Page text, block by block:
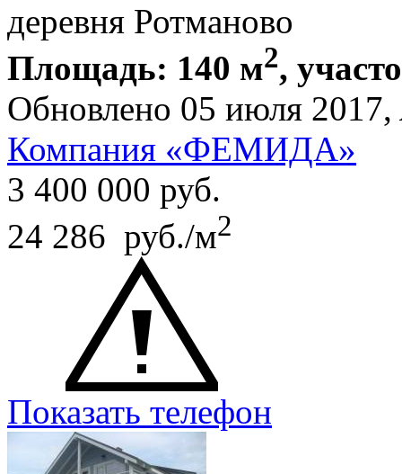
деревня Ротманово
Площадь: 140 м2,
Обновлено 05 июля 2017,
Компания «ФЕМИДА»
3 400 000 руб.
24 286 руб./м2
Показать телефон